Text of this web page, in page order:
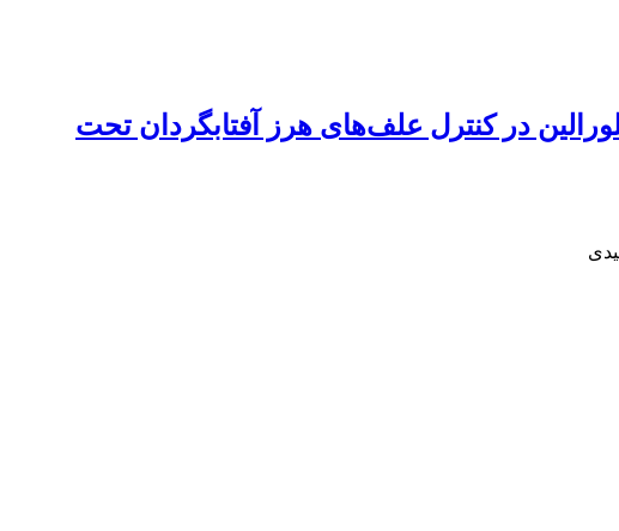
در کنترل علف‌های هرز آفتابگردان تحت